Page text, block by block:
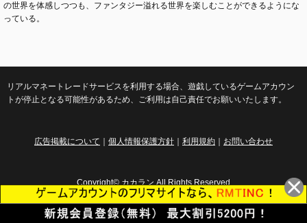
の世界を体感しつつも、ファンタジー溢れる世界を楽しむことができるようにな
っている。
リアルマネートレードサービスを利用する場合、遊戯しているゲームアカウン
トが停止となる可能性があるため、ご利用は自己責任でお願いいたします。
広告掲載について 個人情報保護方針 利用規約 お問い合わせ
Copyright© カカラン All Rights Reserved